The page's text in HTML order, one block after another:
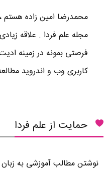
محمدرضا امين زاده هستم
مجله علم فردا . علاقه
فرصتی بمونه در زمینه
کاربری وب و اندروید
حمایت از علم فردا
نوشتن مطالب آموزشی به